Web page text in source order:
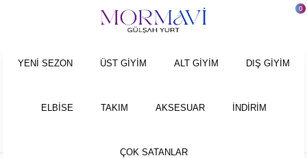
0
YENİ SEZON ÜST GİYİM ALT GİYİM DIŞ GİYİM
ELBİSE TAKIM AKSESUAR İNDİRİM
ÇOK SATANLAR